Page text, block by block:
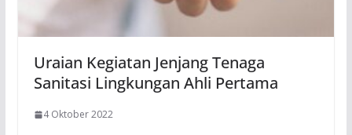
Uraian Kegiatan Jenjang Tenaga
Sanitasi Lingkungan Ahli Pertama
4 Oktober 2022